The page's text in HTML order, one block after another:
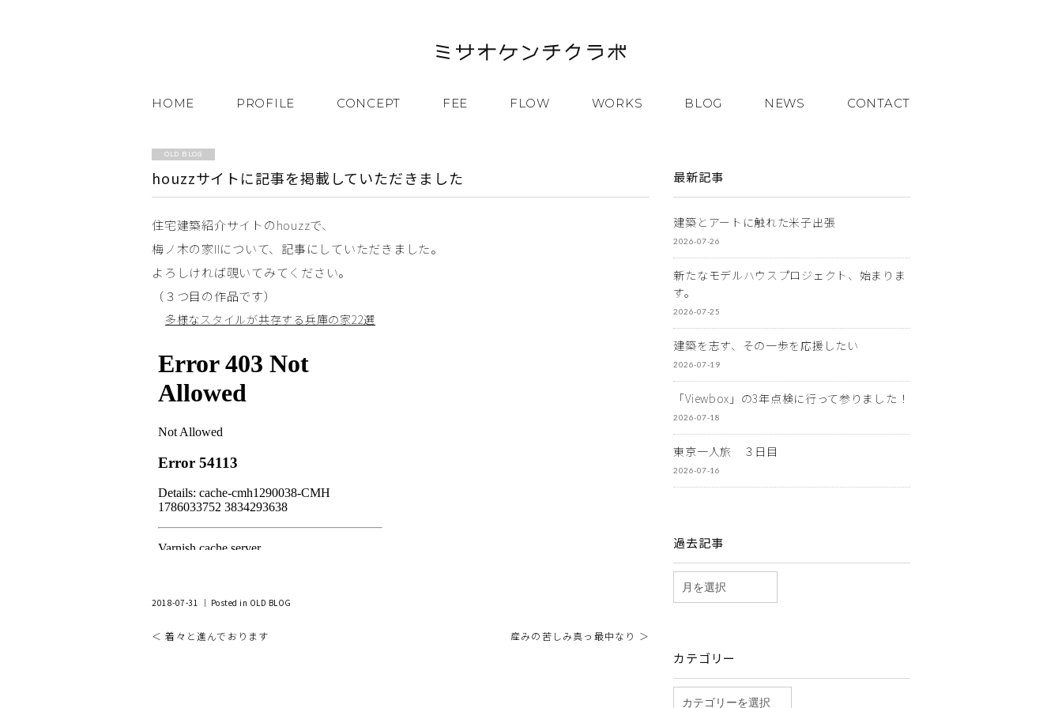
HOME PROFILE CONCEPT FEE FLOW WORKS BLOG NEWS CONTACT
OLD BLOG
houzzサイトに記事を掲載していただきました
住宅建築紹介サイトのhouzzで、
梅ノ木の家IIについて、記事にしていただきました。
よろしければ覗いてみてください。
（３つ目の作品です）
多様なスタイルが共存する兵庫の家22選
2018-07-31 ｜ Posted in OLD BLOG
＜ 着々と進んでおります 産みの苦しみ真っ最中なり ＞
最新記事
建築とアートに触れた米子出張
2026-07-26
新たなモデルハウスプロジェクト、始まりま
す。
2026-07-25
建築を志す、その一歩を応援したい
2026-07-19
「Viewbox」の3年点検に行って参りました！
2026-07-18
東京一人旅 ３日目
2026-07-16
過去記事
カテゴリー